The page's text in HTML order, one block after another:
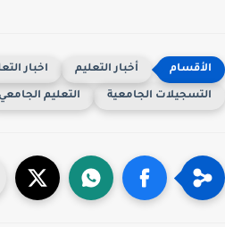
أخبار التعليم اخبار التعليم
الجامعية التعليم الجامعي